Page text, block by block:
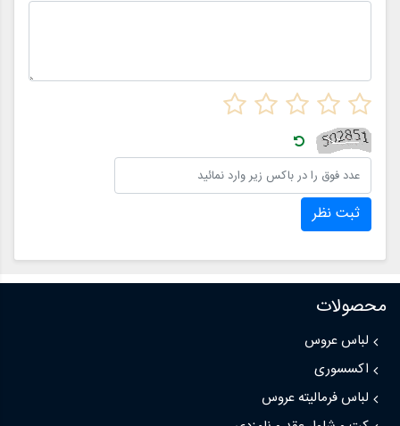
ثبت نظر
محصولات
لباس عروس
اکسسوری
لباس فرمالیته عروس